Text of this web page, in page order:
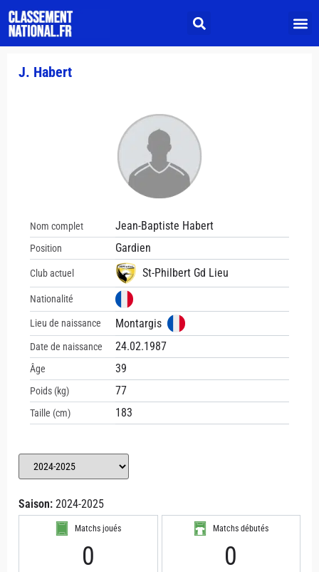
J. Habert
Nom complet Jean-Baptiste Habert
Position Gardien
Club actuel St-Philbert Gd Lieu
Nationalité
Lieu de naissance Montargis
Date de naissance 24.02.1987
Âge 39
Poids (kg) 77
Taille (cm) 183
Saison: 2024-2025
Matchs joués
0
Matchs débutés
0